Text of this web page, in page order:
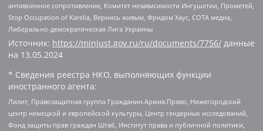
антивоенное сопротивление, Комитет независимости Ингушетии, Прометей,
Stop Occupation of Karelia, Вернись живым, Фридом Хаус, СОТА медиа,
Либерально-демократическая Лига Украины
Источник: https://minjust.gov.ru/ru/documents/7756/ данные
на 13.05.2024
* Сведения реестра НКО, выполняющих функции
иностранного агента:
Лилит, Правозащитная группа Гражданин.Армия.Право, Нижегородский
центр немецкой и европейской культуры, Центр гендерных исследований,
Фонд защиты прав граждан Штаб, Институт права и публичной политики,